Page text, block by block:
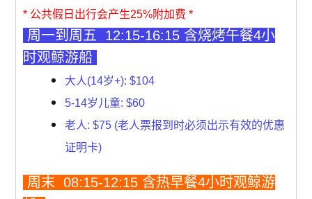
* 公共假日出行会产生25%附加费 *
周一到周五 12:15-16:15 含烧烤午餐4小
时观鲸游船
大人(14岁+): $104
5-14岁儿童: $60
老人: $75 (老人票报到时必须出示有效的优惠
证明卡)
周末 08:15-12:15 含热早餐4小时观鲸游